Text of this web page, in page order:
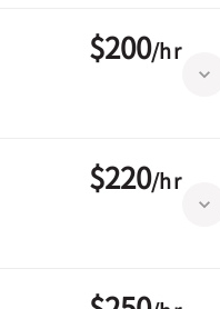
$200/hr
$220/hr